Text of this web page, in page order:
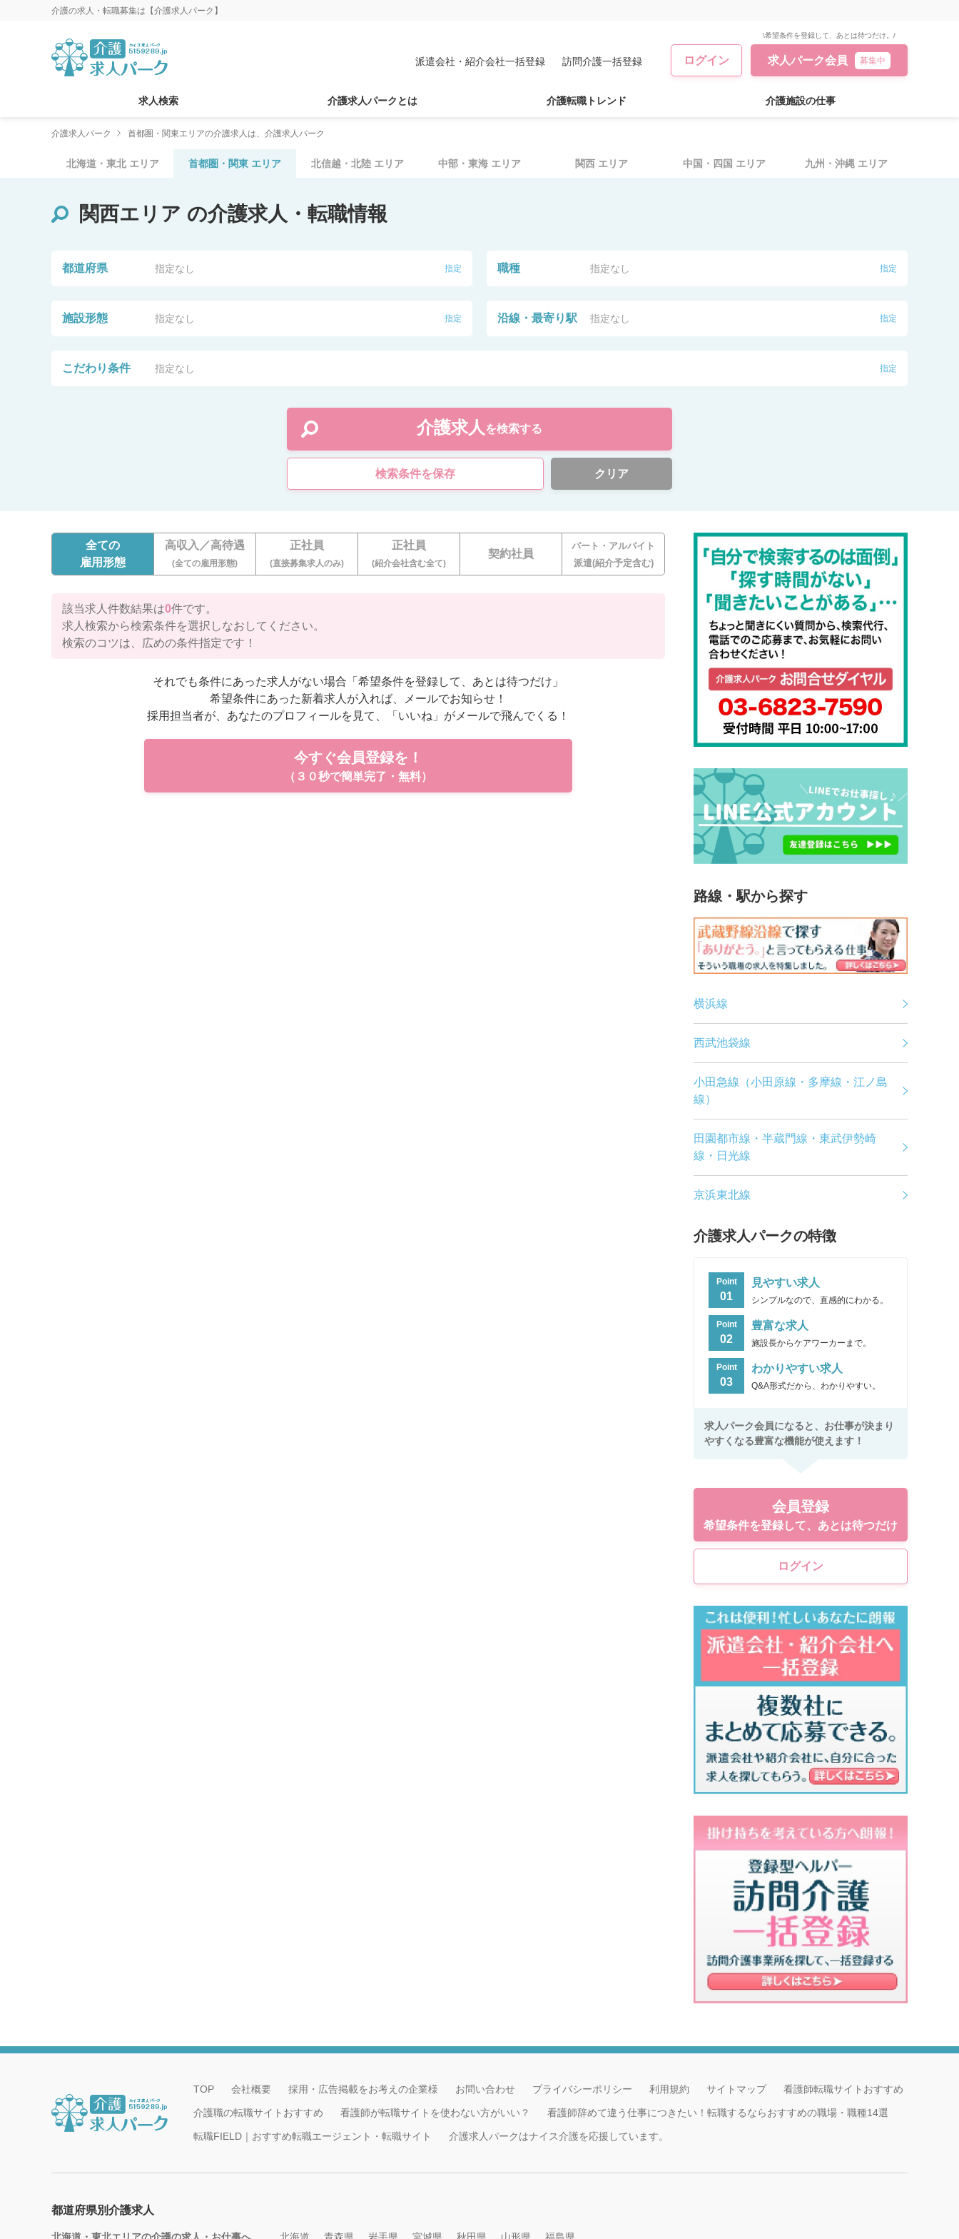
介護の求人・転職募集は【介護求人パーク】
派遣会社・紹介会社一括登録 訪問介護一括登録 ログイン
\希望条件を登録して、あとは待つだけ。/
求人パーク会員 募集中
求人検索 介護求人パークとは 介護転職トレンド 介護施設の仕事
介護求人パーク 首都圏・関東エリアの介護求人は、介護求人パーク
北海道・東北 エリア 首都圏・関東 エリア 北信越・北陸 エリア 中部・東海 エリア 関西 エリア 中国・四国 エリア 九州・沖縄 エリア
関西エリア の介護求人・転職情報
都道府県 指定なし 指定 職種 指定なし 指定
施設形態 指定なし 指定 沿線・最寄り駅 指定なし 指定
こだわり条件 指定なし 指定
介護求人 を検索する
検索条件を保存 クリア
全ての
雇用形態
高収入／高待遇
(全ての雇用形態)
正社員
(直接募集求人のみ)
正社員
(紹介会社含む全て)
契約社員
パート・アルバイト
派遣(紹介予定含む)
該当求人件数結果は0件です。
求人検索から検索条件を選択しなおしてください。
検索のコツは、広めの条件指定です！
それでも条件にあった求人がない場合「希望条件を登録して、あとは待つだけ」
希望条件にあった新着求人が入れば、メールでお知らせ！
採用担当者が、あなたのプロフィールを見て、「いいね」がメールで飛んでくる！
今すぐ会員登録を！
（３０秒で簡単完了・無料）
路線・駅から探す
横浜線
西武池袋線
小田急線（小田原線・多摩線・江ノ島
線）
田園都市線・半蔵門線・東武伊勢崎
線・日光線
京浜東北線
介護求人パークの特徴
Point
01
見やすい求人
シンプルなので、直感的にわかる。
Point
02
豊富な求人
施設長からケアワーカーまで。
Point
03
わかりやすい求人
Q&A形式だから、わかりやすい。
求人パーク会員になると、お仕事が決まり
やすくなる豊富な機能が使えます！
会員登録
希望条件を登録して、あとは待つだけ
ログイン
TOP 会社概要 採用・広告掲載をお考えの企業様 お問い合わせ プライバシーポリシー 利用規約 サイトマップ 看護師転職サイトおすすめ
介護職の転職サイトおすすめ 看護師が転職サイトを使わない方がいい？ 看護師辞めて違う仕事につきたい！転職するならおすすめの職場・職種14選
転職FIELD｜おすすめ転職エージェント・転職サイト 介護求人パークはナイス介護を応援しています。
都道府県別介護求人